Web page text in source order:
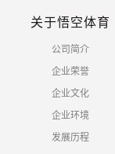
关于悟空体育
公司简介
企业荣誉
企业文化
企业环境
发展历程